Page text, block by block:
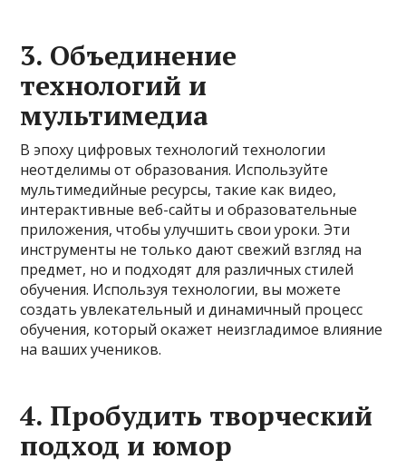
3. Объединение
технологий и
мультимедиа
В эпоху цифровых технологий технологии
неотделимы от образования. Используйте
мультимедийные ресурсы, такие как видео,
интерактивные веб-сайты и образовательные
приложения, чтобы улучшить свои уроки. Эти
инструменты не только дают свежий взгляд на
предмет, но и подходят для различных стилей
обучения. Используя технологии, вы можете
создать увлекательный и динамичный процесс
обучения, который окажет неизгладимое влияние
на ваших учеников.
4. Пробудить творческий
подход и юмор